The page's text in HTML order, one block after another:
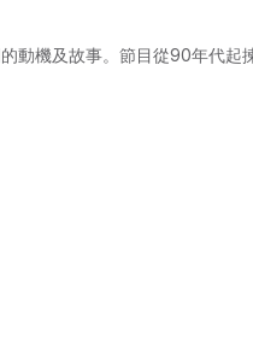
動機及故事。節目從90年代